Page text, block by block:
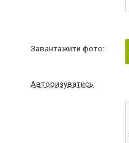
Завантажити фото:
Авторизуватись